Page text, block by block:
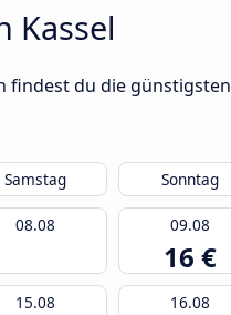
Kassel
findest du die günstigsten
Samstag Sonntag
08.08 09.08
16 €
15.08 16.08